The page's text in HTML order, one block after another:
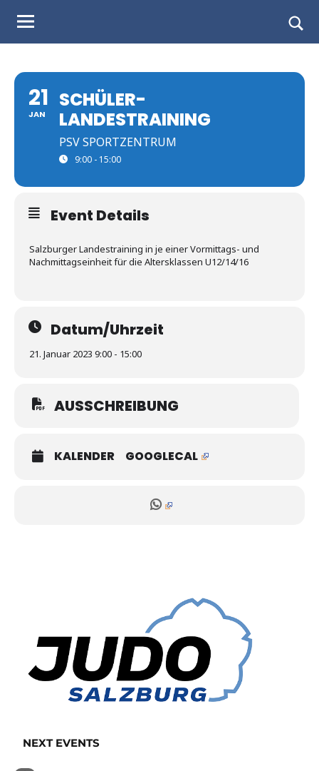
Judo
Landesverband
Salzburg
form
21
JAN
SCHÜLER-
LANDESTRAINING
PSV SPORTZENTRUM
9:00 - 15:00
Event Details
Salzburger Landestraining in je einer Vormittags- und
Nachmittagseinheit für die Altersklassen U12/14/16
Datum/Uhrzeit
21. Januar 2023 9:00 - 15:00
AUSSCHREIBUNG
KALENDER GOOGLECAL
NEXT EVENTS